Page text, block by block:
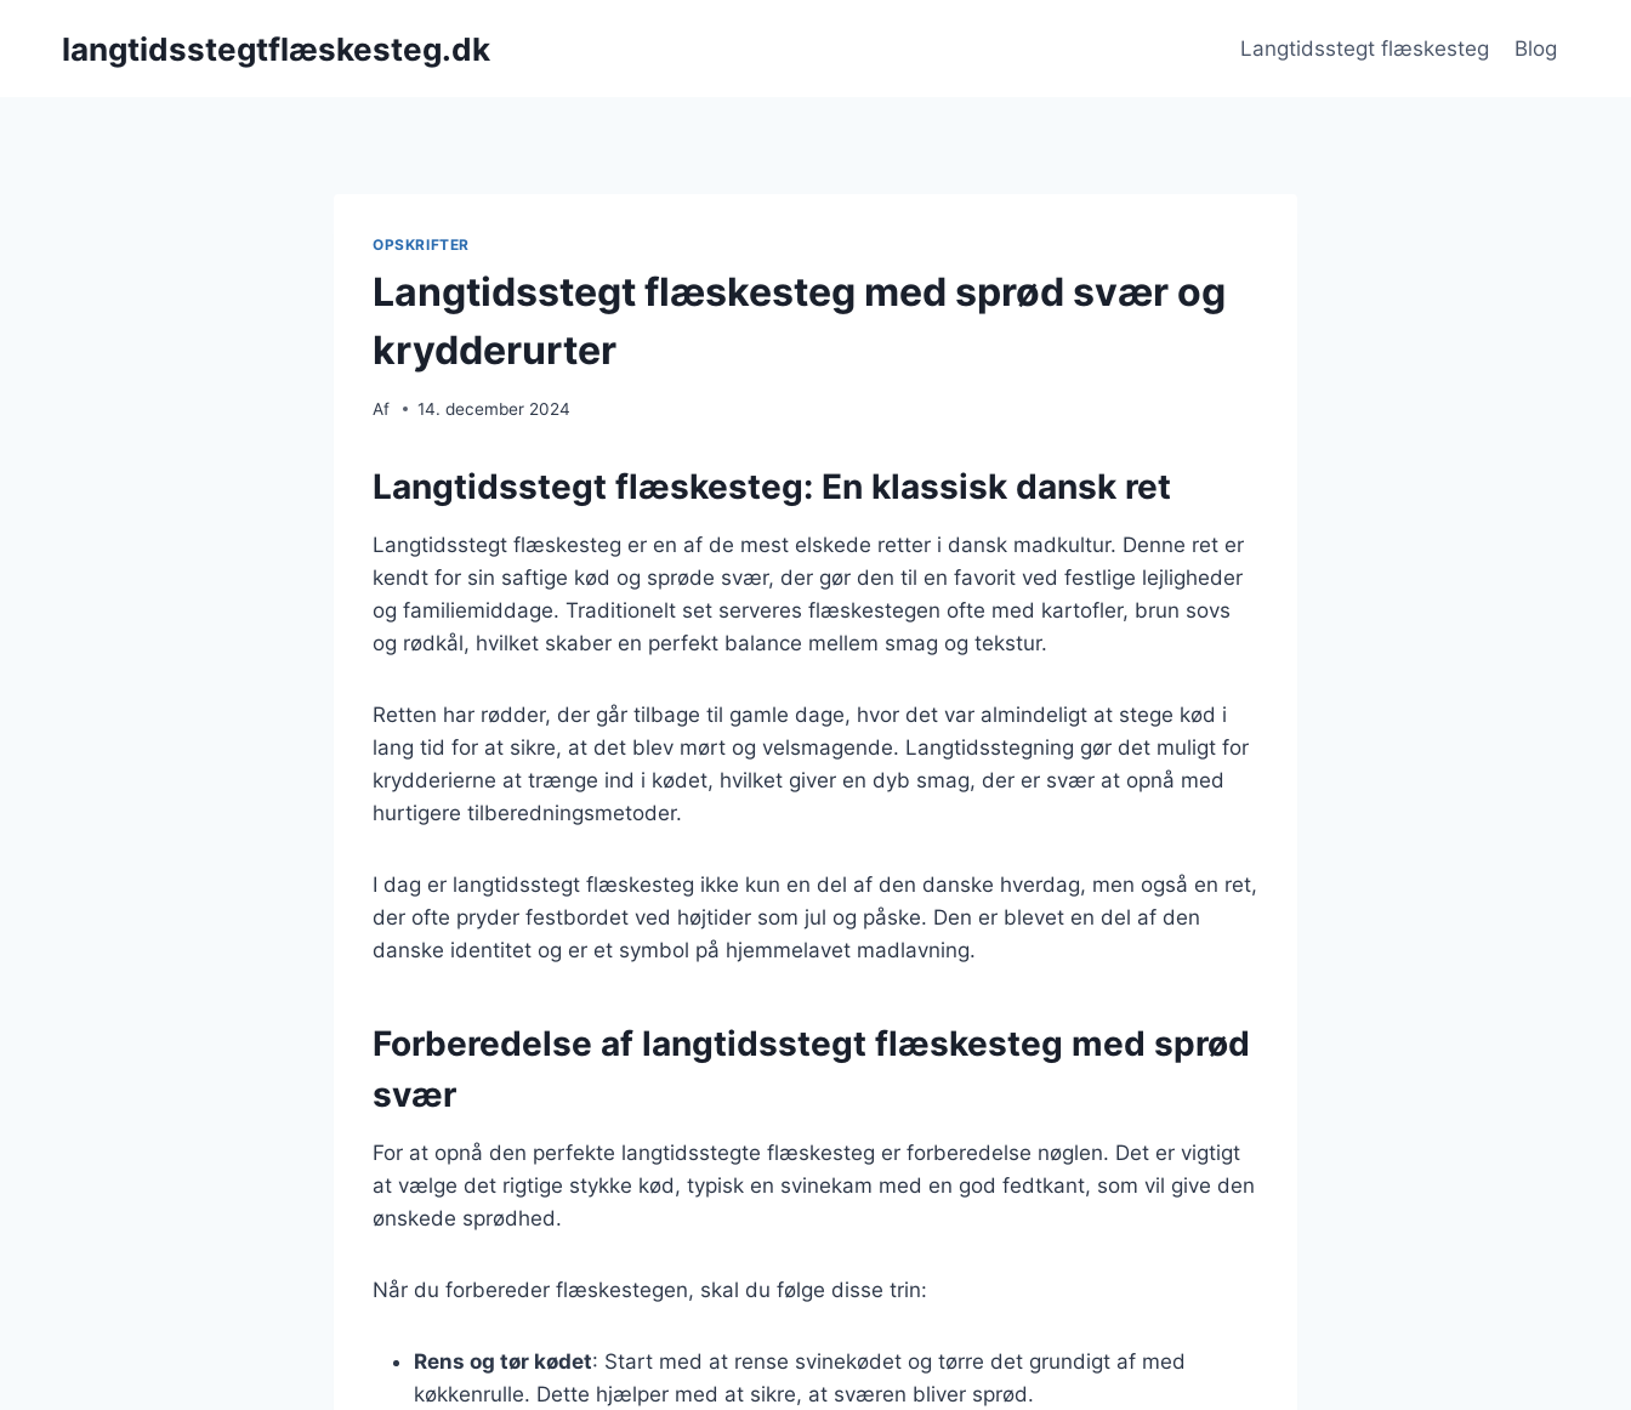
langtidsstegtflæskesteg.dk Langtidsstegt flæskesteg Blog
OPSKRIFTER
Langtidsstegt flæskesteg med sprød svær og
krydderurter
Af 14. december 2024
Langtidsstegt flæskesteg: En klassisk dansk ret
Langtidsstegt flæskesteg er en af de mest elskede retter i dansk madkultur. Denne ret er
kendt for sin saftige kød og sprøde svær, der gør den til en favorit ved festlige lejligheder
og familiemiddage. Traditionelt set serveres flæskestegen ofte med kartofler, brun sovs
og rødkål, hvilket skaber en perfekt balance mellem smag og tekstur.
Retten har rødder, der går tilbage til gamle dage, hvor det var almindeligt at stege kød i
lang tid for at sikre, at det blev mørt og velsmagende. Langtidsstegning gør det muligt for
krydderierne at trænge ind i kødet, hvilket giver en dyb smag, der er svær at opnå med
hurtigere tilberedningsmetoder.
I dag er langtidsstegt flæskesteg ikke kun en del af den danske hverdag, men også en ret,
der ofte pryder festbordet ved højtider som jul og påske. Den er blevet en del af den
danske identitet og er et symbol på hjemmelavet madlavning.
Forberedelse af langtidsstegt flæskesteg med sprød
svær
For at opnå den perfekte langtidsstegte flæskesteg er forberedelse nøglen. Det er vigtigt
at vælge det rigtige stykke kød, typisk en svinekam med en god fedtkant, som vil give den
ønskede sprødhed.
Når du forbereder flæskestegen, skal du følge disse trin:
Rens og tør kødet: Start med at rense svinekødet og tørre det grundigt af med
køkkenrulle. Dette hjælper med at sikre, at sværen bliver sprød.